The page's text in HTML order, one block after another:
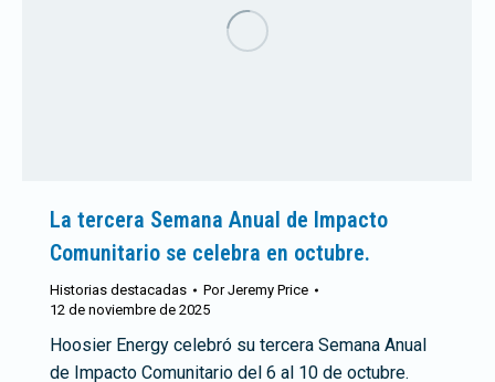
La tercera Semana Anual de Impacto
Comunitario se celebra en octubre.
Historias destacadas PorJeremy Price
12 de noviembre de 2025
Hoosier Energy celebró su tercera Semana Anual
de Impacto Comunitario del 6 al 10 de octubre.